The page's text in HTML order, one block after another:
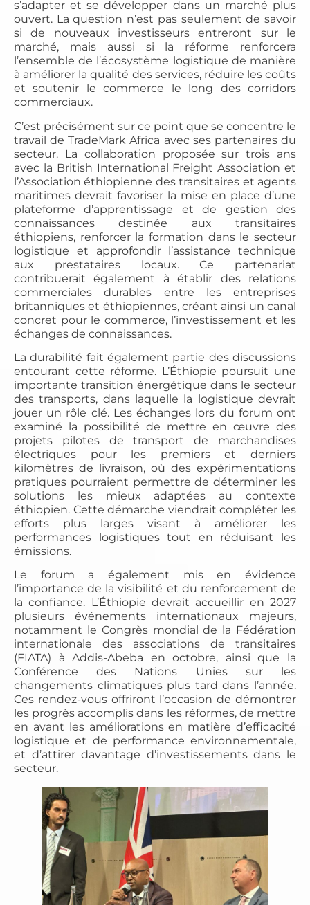
s’adapter et se développer dans un marché plus
ouvert. La question n’est pas seulement de savoir
si de nouveaux investisseurs entreront sur le
marché, mais aussi si la réforme renforcera
l’ensemble de l’écosystème logistique de manière
à améliorer la qualité des services, réduire les coûts
et soutenir le commerce le long des corridors
commerciaux.
C’est précisément sur ce point que se concentre le
travail de TradeMark Africa avec ses partenaires du
secteur. La collaboration proposée sur trois ans
avec la British International Freight Association et
l’Association éthiopienne des transitaires et agents
maritimes devrait favoriser la mise en place d’une
plateforme d’apprentissage et de gestion des
connaissances destinée aux transitaires
éthiopiens, renforcer la formation dans le secteur
logistique et approfondir l’assistance technique
aux prestataires locaux. Ce partenariat
contribuerait également à établir des relations
commerciales durables entre les entreprises
britanniques et éthiopiennes, créant ainsi un canal
concret pour le commerce, l’investissement et les
échanges de connaissances.
La durabilité fait également partie des discussions
entourant cette réforme. L’Éthiopie poursuit une
importante transition énergétique dans le secteur
des transports, dans laquelle la logistique devrait
jouer un rôle clé. Les échanges lors du forum ont
examiné la possibilité de mettre en œuvre des
projets pilotes de transport de marchandises
électriques pour les premiers et derniers
kilomètres de livraison, où des expérimentations
pratiques pourraient permettre de déterminer les
solutions les mieux adaptées au contexte
éthiopien. Cette démarche viendrait compléter les
efforts plus larges visant à améliorer les
performances logistiques tout en réduisant les
émissions.
Le forum a également mis en évidence
l’importance de la visibilité et du renforcement de
la confiance. L’Éthiopie devrait accueillir en 2027
plusieurs événements internationaux majeurs,
notamment le Congrès mondial de la Fédération
internationale des associations de transitaires
(FIATA) à Addis-Abeba en octobre, ainsi que la
Conférence des Nations Unies sur les
changements climatiques plus tard dans l’année.
Ces rendez-vous offriront l’occasion de démontrer
les progrès accomplis dans les réformes, de mettre
en avant les améliorations en matière d’efficacité
logistique et de performance environnementale,
et d’attirer davantage d’investissements dans le
secteur.